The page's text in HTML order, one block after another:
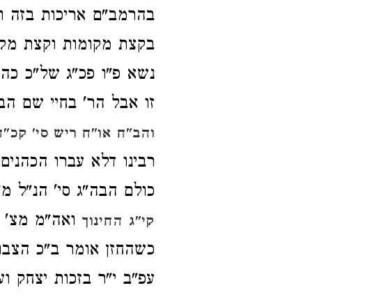
בהרמב"ם אריכות בזה
בקצת מקומות וקצת
נשא פ"ו פכ"ג של"כ
זו אבל הר' בחיי שם
והב"ח או"ח ריש סי'
רבינו דלא עברו
כולם הבה"ג סי' הנ"ל
קי"ג החינוך ואה"מ
כשהחזן אומר ב"כ
עפ"ב י"ר בזכות יצחק